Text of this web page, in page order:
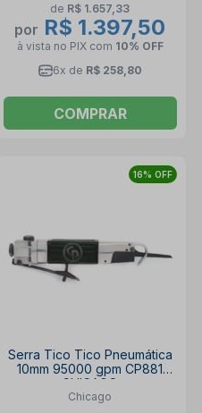
de R$ 1.657,33
por R$ 1.397,50
à vista no PIX com 10% OFF
6x de R$ 258,80
COMPRAR
16% OFF
Serra Tico Tico Pneumática
10mm 95000 gpm CP881
CHICAGO
Chicago